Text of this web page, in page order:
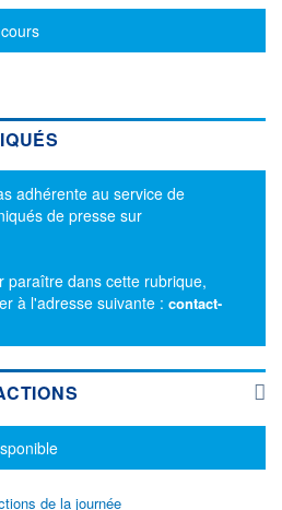
adhérente au service de
de presse sur
paraître dans cette rubrique,
à l'adresse suivante : contact-
de la journée